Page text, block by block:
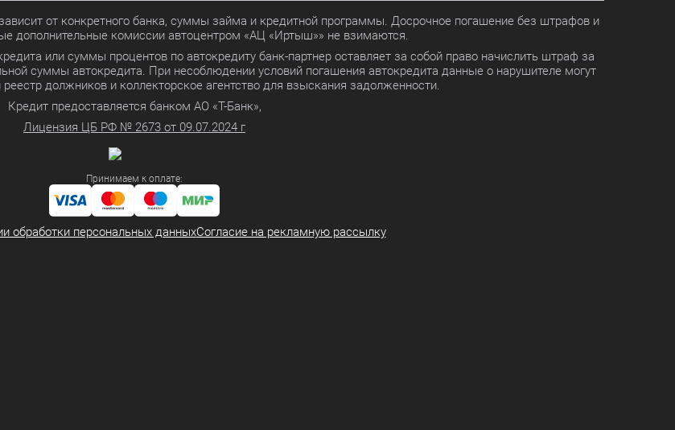
от конкретного банка, суммы займа и кредитной программы. Досрочное погашение без штрафов и
дополнительные комиссии автоцентром «АЦ «Иртыш»» не взимаются.
или суммы процентов по автокредиту банк-партнер оставляет за собой право начислить штраф за
суммы автокредита. При несоблюдении условий погашения автокредита данные о нарушителе могут
должников и коллекторское агентство для взыскания задолженности.
Кредит предоставляется банком АО «Т-Банк»,
Лицензия ЦБ РФ № 2673 от 09.07.2024 г
Принимаем к оплате:
обработки персональных данныхСогласие на рекламную рассылку